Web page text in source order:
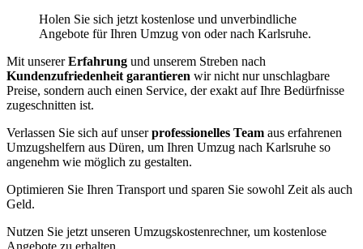
Holen Sie sich jetzt kostenlose und unverbindliche
Angebote für Ihren Umzug von oder nach Karlsruhe.
Mit unsererErfahrung und unserem Streben nach
Kundenzufriedenheit garantieren wir nicht nur unschlagbare
Preise, sondern auch einen Service, der exakt auf Ihre Bedürfnisse
zugeschnitten ist.
Verlassen Sie sich auf unserprofessionelles Team aus erfahrenen
Umzugshelfern aus Düren, um Ihren Umzug nach Karlsruhe so
angenehm wie möglich zu gestalten.
Optimieren Sie Ihren Transport und sparen Sie sowohl Zeit als auch
Geld.
Nutzen Sie jetzt unseren Umzugskostenrechner, um kostenlose